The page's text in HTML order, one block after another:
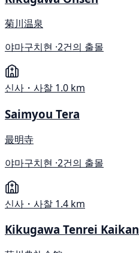
菊川温泉
야마구치현 ·2건의 출몰
신사・사찰 1.0 km
Saimyou Tera
最明寺
야마구치현 ·2건의 출몰
신사・사찰 1.4 km
Kikugawa Tenrei Kaikan